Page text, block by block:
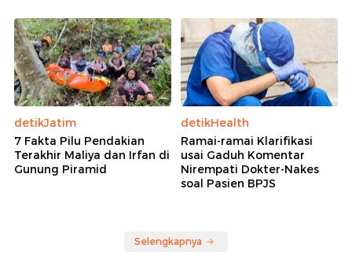
detikJatim
7 Fakta Pilu Pendakian
Terakhir Maliya dan Irfan di
Gunung Piramid
detikHealth
Ramai-ramai Klarifikasi
usai Gaduh Komentar
Nirempati Dokter-Nakes
soal Pasien BPJS
Selengkapnya